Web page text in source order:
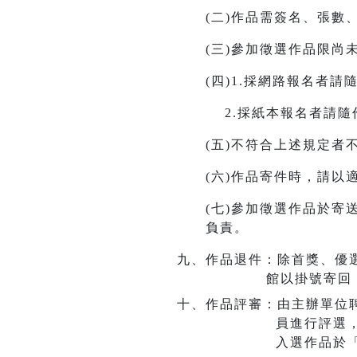
(二)作品需簽名、張數
(三)參加徵選作品限尚
(四)1.採網路報名者請
2.採紙本報名者請隨
(五)不符合上述規定者
(六)作品寄件時，請以
(七)參加徵選作品於寄
負責。
九、作品退件：除首獎、優
館以掛號寄回
十、作品評審：由主辦單位
員進行評選
入選作品於